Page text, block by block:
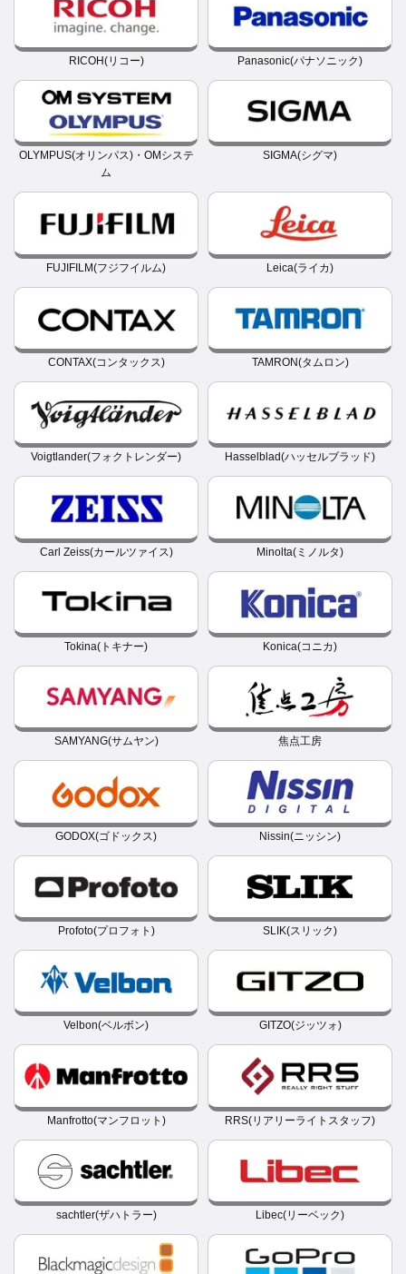
RICOH(リコー) Panasonic(パナソニック)
OLYMPUS(オリンパス)・OMシステ
ム
SIGMA(シグマ)
FUJIFILM(フジフイルム) Leica(ライカ)
CONTAX(コンタックス) TAMRON(タムロン)
Voigtlander(フォクトレンダー) Hasselblad(ハッセルブラッド)
Carl Zeiss(カールツァイス) Minolta(ミノルタ)
Tokina(トキナー) Konica(コニカ)
SAMYANG(サムヤン) 焦点工房
GODOX(ゴドックス) Nissin(ニッシン)
Profoto(プロフォト) SLIK(スリック)
Velbon(ベルボン) GITZO(ジッツォ)
Manfrotto(マンフロット) RRS(リアリーライトスタッフ)
sachtler(ザハトラー) Libec(リーベック)